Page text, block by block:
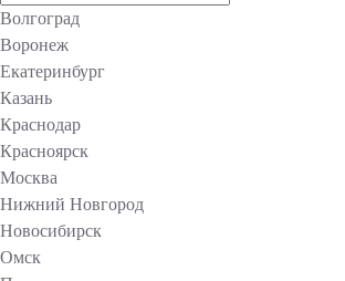
Волгоград
Воронеж
Екатеринбург
Казань
Краснодар
Красноярск
Москва
Нижний Новгород
Новосибирск
Омск